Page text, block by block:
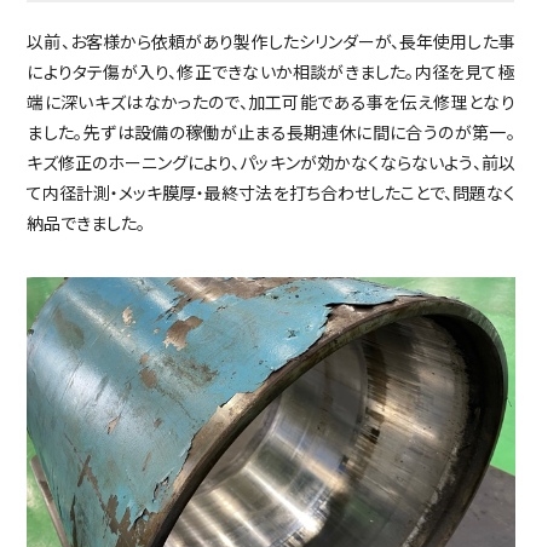
以前、お客様から依頼があり製作したシリンダーが、長年使用した事
によりタテ傷が入り、修正できないか相談がきました。内径を見て極
端に深いキズはなかったので、加工可能である事を伝え修理となり
ました。先ずは設備の稼働が止まる長期連休に間に合うのが第一。
キズ修正のホーニングにより、パッキンが効かなくならないよう、前以
て内径計測・メッキ膜厚・最終寸法を打ち合わせしたことで、問題なく
納品できました。